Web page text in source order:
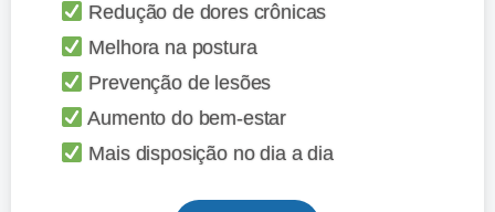
Redução de dores crônicas
Melhora na postura
Prevenção de lesões
Aumento do bem-estar
Mais disposição no dia a dia